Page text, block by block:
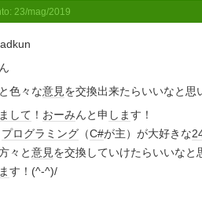
23/mag/2019
色々な意見を交換出来たらいいなと思
して ！ おーみんと申 します！
プログラミング （C#が主）が大好きな
々と意見を交換していけたらいいなと
す！(^-^)/